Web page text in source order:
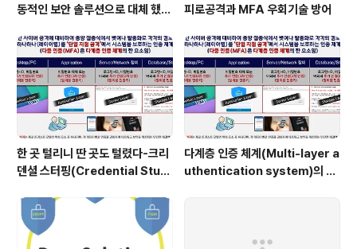
동적인 보안 솔루션으로 대체 했을
피로공격과 MFA 우회기술 방어
한 곳 털리니 딴 곳도 털렸다-크리
덴셜 스터핑(Credential Stuff
다계층 인증 체계(Multi-layer a
uthentication system)의 특